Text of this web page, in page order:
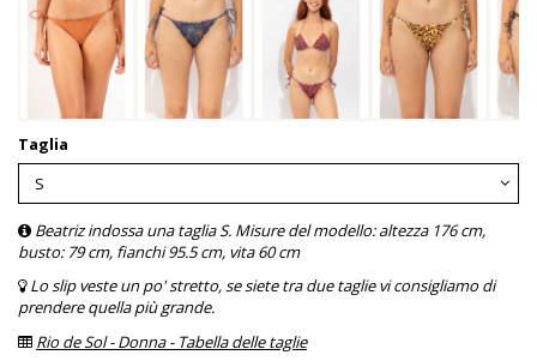
Taglia
Beatriz indossa una taglia S. Misure del modello: altezza 176 cm,
busto: 79 cm, fianchi 95.5 cm, vita 60 cm
Lo slip veste un po' stretto, se siete tra due taglie vi consigliamo di
prendere quella più grande.
Rio de Sol - Donna - Tabella delle taglie